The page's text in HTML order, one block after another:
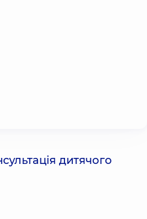
дитячого